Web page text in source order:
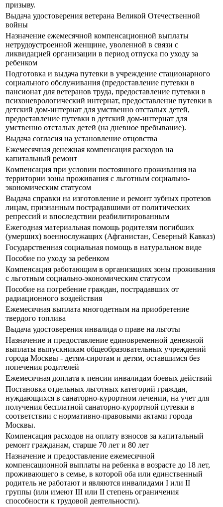
призыву.
Выдача удостоверения ветерана Великой Отечественной
войны
Назначение ежемесячной компенсационной выплаты
нетрудоустроенной женщине, уволенной в связи с
ликвидацией организации в период отпуска по уходу за
ребенком
Подготовка и выдача путевки в учреждение стационарного
социального обслуживания (предоставление путевки в
пансионат для ветеранов труда, предоставление путевки в
психоневрологический интернат, предоставление путевки в
детский дом-интернат для умственно отсталых детей,
предоставление путевки в детский дом-интернат для
умственно отсталых детей (на дневное пребывание).
Выдача согласия на установление отцовства
Ежемесячная денежная компенсация расходов на
капитальный ремонт
Компенсация при условии постоянного проживания на
территории зоны проживания с льготным социально-
экономическим статусом
Выдача справки на изготовление и ремонт зубных протезов
лицам, признанным пострадавшими от политических
репрессий и впоследствии реабилитированным
Ежегодная материальная помощь родителям погибших
(умерших) военнослужащих (Афганистан, Северный Кавказ)
Государственная социальная помощь в натуральном виде
Пособие по уходу за ребенком
Компенсация работающим в организациях зоны проживания
с льготным социально-экономическим статусом
Пособие на погребение граждан, пострадавших от
радиационного воздействия
Ежемесячная выплата многодетным на приобретение
твердого топлива
Выдача удостоверения инвалида о праве на льготы
Назначение и предоставление единовременной денежной
выплаты выпускникам общеобразовательных учреждений
города Москвы - детям-сиротам и детям, оставшимся без
попечения родителей
Ежемесячная доплата к пенсии инвалидам боевых действий
Постановка отдельных льготных категорий граждан,
нуждающихся в санаторно-курортном лечении, на учет для
получения бесплатной санаторно-курортной путевки в
соответствии с нормативно-правовыми актами города
Москвы.
Компенсация расходов на оплату взносов за капитальный
ремонт гражданам, старше 70 лет и 80 лет
Назначение и предоставление ежемесячной
компенсационной выплаты на ребенка в возрасте до 18 лет,
проживающего в семье, в которой оба или единственный
родитель не работают и являются инвалидами I или II
группы (или имеют III или II степень ограничения
способности к трудовой деятельности).